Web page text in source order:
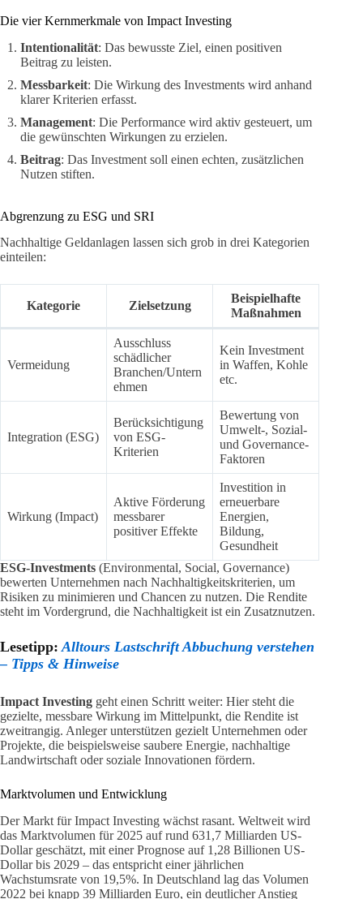
Die vier Kernmerkmale von Impact Investing
Intentionalität: Das bewusste Ziel, einen positiven
Beitrag zu leisten.
Messbarkeit: Die Wirkung des Investments wird anhand
klarer Kriterien erfasst.
Management: Die Performance wird aktiv gesteuert, um
die gewünschten Wirkungen zu erzielen.
Beitrag: Das Investment soll einen echten, zusätzlichen
Nutzen stiften.
Abgrenzung zu ESG und SRI
Nachhaltige Geldanlagen lassen sich grob in drei Kategorien
einteilen:
Kategorie Zielsetzung
Beispielhafte
Maßnahmen
Vermeidung
Ausschluss
schädlicher
Branchen/Untern
ehmen
Kein Investment
in Waffen, Kohle
etc.
Integration (ESG)
Berücksichtigung
von ESG-
Kriterien
Bewertung von
Umwelt-, Sozial-
und Governance-
Faktoren
Wirkung (Impact)
Aktive Förderung
messbarer
positiver Effekte
Investition in
erneuerbare
Energien,
Bildung,
Gesundheit
ESG-Investments (Environmental, Social, Governance)
bewerten Unternehmen nach Nachhaltigkeitskriterien, um
Risiken zu minimieren und Chancen zu nutzen. Die Rendite
steht im Vordergrund, die Nachhaltigkeit ist ein Zusatznutzen.
Lesetipp: Alltours Lastschrift Abbuchung verstehen
– Tipps & Hinweise
Impact Investing geht einen Schritt weiter: Hier steht die
gezielte, messbare Wirkung im Mittelpunkt, die Rendite ist
zweitrangig. Anleger unterstützen gezielt Unternehmen oder
Projekte, die beispielsweise saubere Energie, nachhaltige
Landwirtschaft oder soziale Innovationen fördern.
Marktvolumen und Entwicklung
Der Markt für Impact Investing wächst rasant. Weltweit wird
das Marktvolumen für 2025 auf rund 631,7 Milliarden US-
Dollar geschätzt, mit einer Prognose auf 1,28 Billionen US-
Dollar bis 2029 – das entspricht einer jährlichen
Wachstumsrate von 19,5%. In Deutschland lag das Volumen
2022 bei knapp 39 Milliarden Euro, ein deutlicher Anstieg